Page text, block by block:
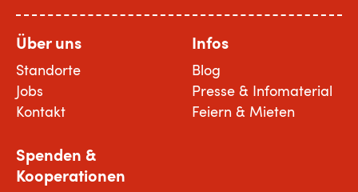
Über uns
Standorte
Jobs
Kontakt
Infos
Blog
Presse & Infomaterial
Feiern & Mieten
Spenden &
Kooperationen